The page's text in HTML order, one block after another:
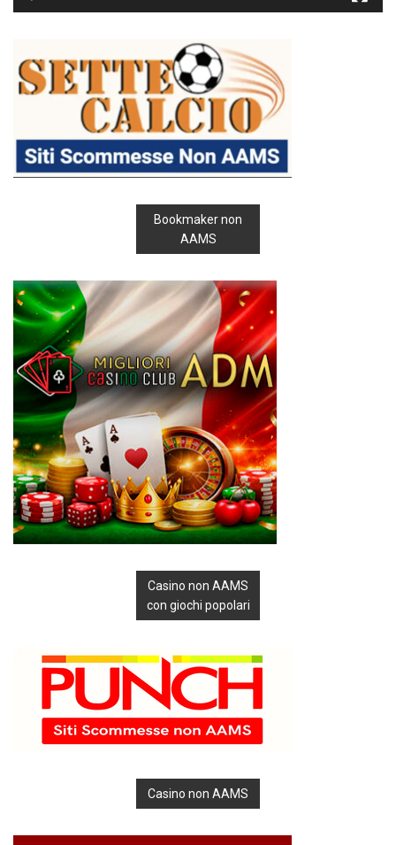
Bookmaker non
AAMS
Casino non AAMS
con giochi popolari
Casino non AAMS